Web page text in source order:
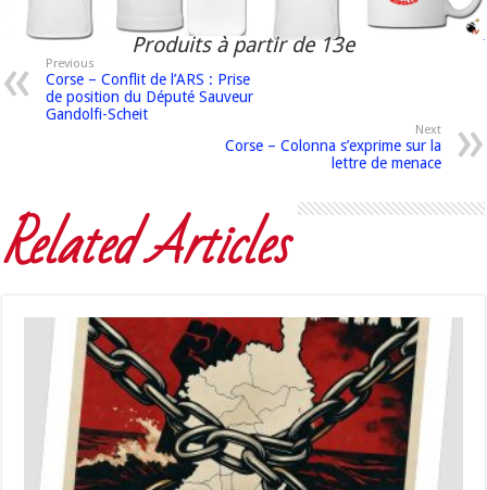
Produits à partir de 13e
Previous
Corse – Conflit de l’ARS : Prise
de position du Député Sauveur
Gandolfi-Scheit
Next
Corse – Colonna s’exprime sur la
lettre de menace
Related Articles